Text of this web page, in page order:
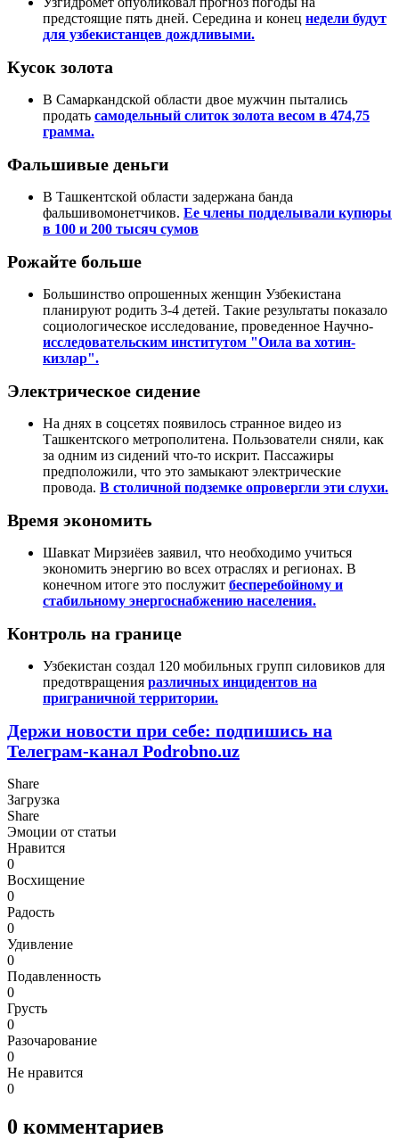
предстоящие пять дней. Середина и конец недели будут
для узбекистанцев дождливыми.
Кусок золота
В Самаркандской области двое мужчин пытались
продать самодельный слиток золота весом в 474,75
грамма.
Фальшивые деньги
В Ташкентской области задержана банда
фальшивомонетчиков. Ее члены подделывали купюры
в 100 и 200 тысяч сумов
Рожайте больше
Большинство опрошенных женщин Узбекистана
планируют родить 3-4 детей. Такие результаты показало
социологическое исследование, проведенное Научно-
исследовательским институтом "Оила ва хотин-
кизлар".
Электрическое сидение
На днях в соцсетях появилось странное видео из
Ташкентского метрополитена. Пользователи сняли, как
за одним из сидений что-то искрит. Пассажиры
предположили, что это замыкают электрические
провода. В столичной подземке опровергли эти слухи.
Время экономить
Шавкат Мирзиёев заявил, что необходимо учиться
экономить энергию во всех отраслях и регионах. В
конечном итоге это послужит бесперебойному и
стабильному энергоснабжению населения.
Контроль на границе
Узбекистан создал 120 мобильных групп силовиков для
предотвращения различных инцидентов на
приграничной территории.
Держи новости при себе: подпишись на
Телеграм-канал Podrobno.uz
Share
Загрузка
Share
Эмоции от статьи
Нравится
0
Восхищение
0
Радость
0
Удивление
0
Подавленность
0
Грусть
0
Разочарование
0
Не нравится
0
0 комментариев